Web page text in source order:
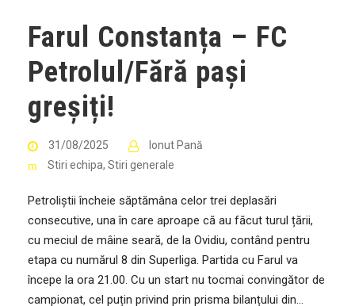
Farul Constanța – FC
Petrolul/Fără pași
greșiți!
31/08/2025
Ionut Pană
Stiri echipa, Stiri generale
Petroliștii încheie săptămâna celor trei deplasări
consecutive, una în care aproape că au făcut turul țării,
cu meciul de mâine seară, de la Ovidiu, contând pentru
etapa cu numărul 8 din Superliga. Partida cu Farul va
începe la ora 21.00. Cu un start nu tocmai convingător de
campionat, cel puțin privind prin prisma bilanțului din...